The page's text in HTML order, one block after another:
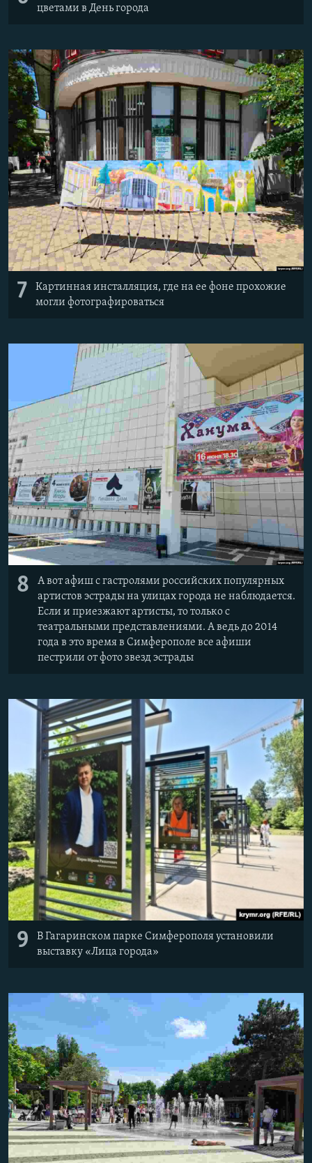
цветами в День города
7
Картинная инсталляция, где на ее фоне прохожие
могли фотографироваться
8
А вот афиш с гастролями российских популярных
артистов эстрады на улицах города не наблюдается.
Если и приезжают артисты, то только с
театральными представлениями. А ведь до 2014
года в это время в Симферополе все афиши
пестрили от фото звезд эстрады
9
В Гагаринском парке Симферополя установили
выставку «Лица города»